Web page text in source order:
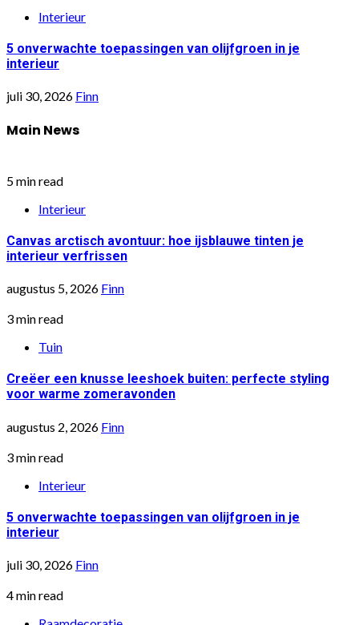
Interieur
5 onverwachte toepassingen van olijfgroen in je
interieur
juli 30, 2026 Finn
Main News
5 min read
Interieur
Canvas arctisch avontuur: hoe ijsblauwe tinten je
interieur verfrissen
augustus 5, 2026 Finn
3 min read
Tuin
Creëer een knusse leeshoek buiten: perfecte styling
voor warme zomeravonden
augustus 2, 2026 Finn
3 min read
Interieur
5 onverwachte toepassingen van olijfgroen in je
interieur
juli 30, 2026 Finn
4 min read